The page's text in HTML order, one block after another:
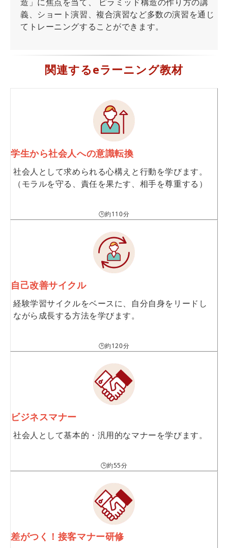
義、ショート演習、複合演習など多数の演習を通じ
てトレーニングすることができます。
関連するeラーニング教材
学生から社会人への意識転換
社会人として求められる心構えと行動を学びます。
（モラルを守る、責任を果たす、相手を尊重する）
🕒約110分
自己改善サイクル
経験学習サイクルをベースに、自分自身をリードし
ながら成長する方法を学びます。
🕒約120分
ビジネスマナー
社会人として基本的・汎用的なマナーを学びます。
🕒約55分
差がつく！接客マナー研修